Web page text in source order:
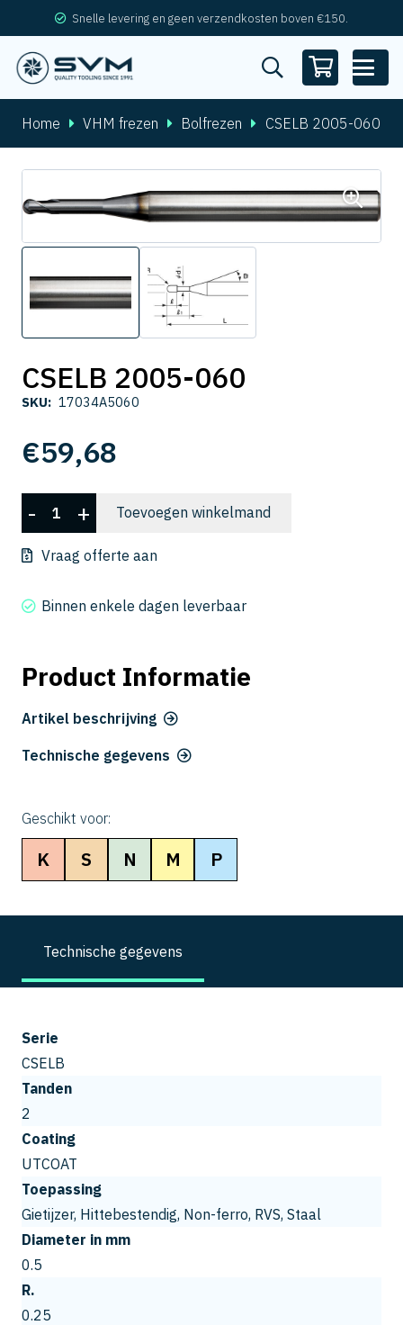
Snelle levering en geen verzendkosten boven €150.
Home VHM frezen Bolfrezen CSELB 2005-060
CSELB 2005-060
SKU: 17034A5060
€59,68
CSELB
2005-
060
- + Toevoegen winkelmand
Vraag offerte aan
Binnen enkele dagen leverbaar
Product Informatie
Artikel beschrijving
Technische gegevens
Geschikt voor:
K S N M P
Technische gegevens
Serie
CSELB
Tanden
2
Coating
UTCOAT
Toepassing
Gietijzer, Hittebestendig, Non-ferro, RVS, Staal
Diameter in mm
0.5
R.
0.25